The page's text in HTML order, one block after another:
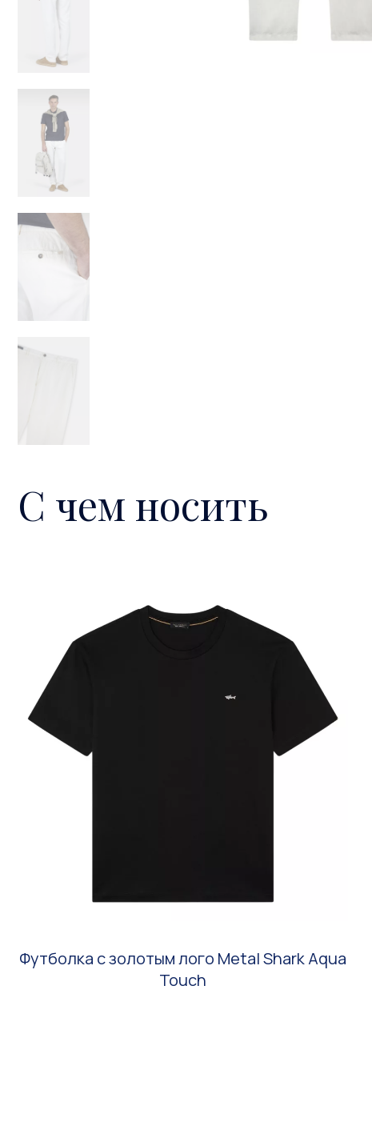
С чем носить
Футболка с золотым лого Metal Shark Aqua
Touch